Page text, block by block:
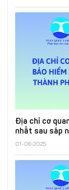
Địa chỉ cơ
nhất sau sáp
01-08-2025